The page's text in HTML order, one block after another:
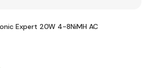
Expert 20W 4-8NiMH AC